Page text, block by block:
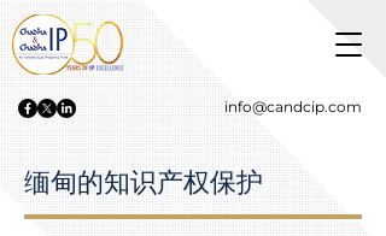
info@candcip.com
缅甸的知识产权保护